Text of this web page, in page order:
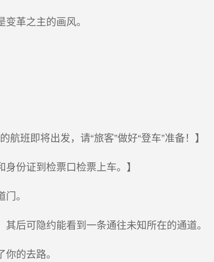
革之主的画风。
班即将出发，请“旅客”做好“登车”准备！】
份证到检票口检票上车。】
。
后可隐约能看到一条通往未知所在的通道。
的去路。